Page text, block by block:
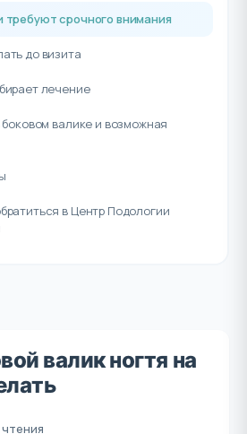
валик ногтя на
требуют срочного внимания
до визита
лечение
боковом валике и возможная
в Центр Подологии